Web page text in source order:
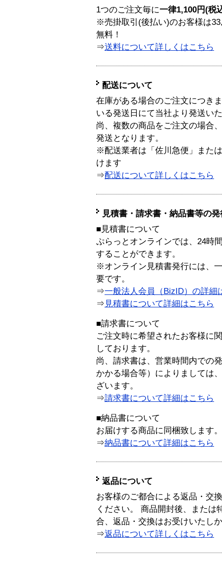
1つのご注文毎に一律1,100円(税
※売掛取引(後払い)のお客様は
無料！
⇒送料について詳しくはこちら
配送について
在庫がある場合のご注文につき
いる発送日にて当社より発送い
尚、複数の商品をご注文の場合
発送となります。
※配送業者は「佐川急便」また
けます
⇒配送について詳しくはこちら
見積書・請求書・納品書等の
■見積書について
ぷらっとオンラインでは、24時
することができます。
※オンライン見積書発行には、
要です。
⇒一般法人会員（BizID）の詳細
⇒ 見積書について詳細はこちら
■請求書について
ご注文時に希望されたお客様に
しております。
尚、請求書は、営業時間内での
かかる場合等）によりましては
ざいます。
⇒請求書について詳細はこちら
■納品書について
お届けする商品に同梱致します。
⇒納品書について詳細はこちら
返品について
お客様のご都合による返品・交
ください。 商品開封後、または
合、返品・交換はお受けいたし
⇒返品について詳しくはこちら